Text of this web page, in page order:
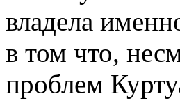
владела
в том что,
проблем